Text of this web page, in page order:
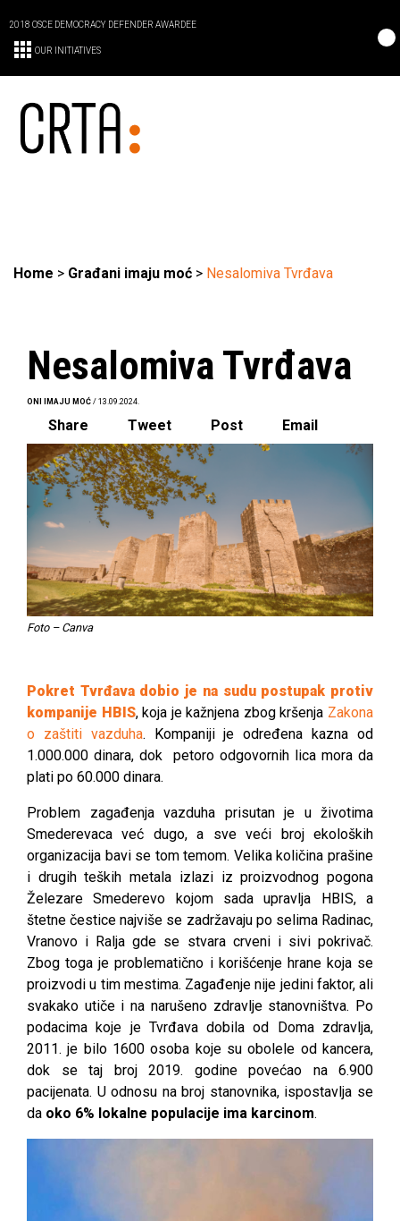
2018 OSCE DEMOCRACY DEFENDER AWARDEE
OUR INITIATIVES
Home > Građani imaju moć > Nesalomiva Tvrđava
Nesalomiva Tvrđava
ONI IMAJU MOĆ / 13.09.2024.
Share Tweet Post Email
Foto – Canva
Pokret Tvrđava dobio je na sudu postupak protiv
kompanije HBIS, koja je kažnjena zbog kršenja Zakona
o zaštiti vazduha. Kompaniji je određena kazna od
1.000.000 dinara, dok petoro odgovornih lica mora da
plati po 60.000 dinara.
Problem zagađenja vazduha prisutan je u životima
Smederevaca već dugo, a sve veći broj ekoloških
organizacija bavi se tom temom. Velika količina prašine
i drugih teških metala izlazi iz proizvodnog pogona
Železare Smederevo kojom sada upravlja HBIS, a
štetne čestice najviše se zadržavaju po selima Radinac,
Vranovo i Ralja gde se stvara crveni i sivi pokrivač.
Zbog toga je problematično i korišćenje hrane koja se
proizvodi u tim mestima. Zagađenje nije jedini faktor, ali
svakako utiče i na narušeno zdravlje stanovništva. Po
podacima koje je Tvrđava dobila od Doma zdravlja,
2011. je bilo 1600 osoba koje su obolele od kancera,
dok se taj broj 2019. godine povećao na 6.900
pacijenata. U odnosu na broj stanovnika, ispostavlja se
da oko 6% lokalne populacije ima karcinom.